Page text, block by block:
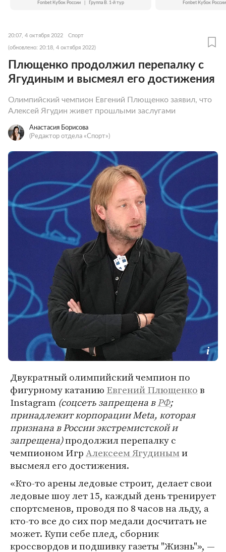
Fonbet Кубок России Группа B. 1-й тур Fonbet Кубок России
20:07, 4 октября 2022 Спорт
(обновлено: 20:18, 4 октября 2022)
Плющенко продолжил перепалку с
Ягудиным и высмеял его достижения
Олимпийский чемпион Евгений Плющенко заявил, что
Алексей Ягудин живет прошлыми заслугами
Анастасия Борисова
(Редактор отдела «Спорт»)
Двукратный олимпийский чемпион по
фигурному катанию Евгений Плющенков
Instagram (соцсеть запрещена вРФ;
принадлежит корпорации Meta, которая
признана в России экстремистской и
запрещена)продолжил перепалку с
чемпионом ИгрАлексеем Ягудиными
высмеял его достижения.
«Кто-то арены ледовые строит, делает свои
ледовые шоу лет 15, каждый день тренирует
спортсменов, проводя по 8 часов на льду, а
кто-то все до сих пор медали досчитать не
может. Купи себе плед, сборник
кроссвордов и подшивку газеты "Жизнь"», —